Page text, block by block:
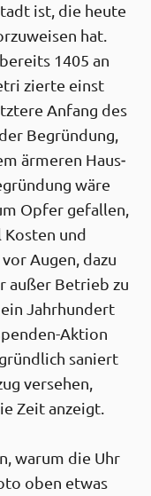
ist, die heute
hat.
1405 an
zierte einst
Anfang des
Begründung,
ärmeren Haus­
wäre
Opfer gefallen,
Kosten und
Augen, dazu
außer Betrieb zu
ein Jahr­hundert
Aktion
saniert
versehen,
Zeit anzeigt.
warum die Uhr
oben etwas